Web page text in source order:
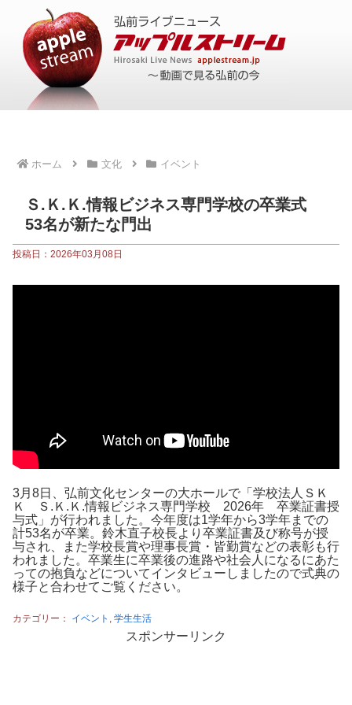
ホーム 文化 イベント
Ｓ.Ｋ.Ｋ.情報ビジネス専門学校の卒業式
53名が新たな門出
投稿日：2026年03月08日
3月8日、弘前文化センターの大ホールで「学校法人ＳＫ
Ｋ Ｓ.Ｋ.Ｋ.情報ビジネス専門学校 2026年 卒業証書授
与式」が行われました。今年度は1学年から3学年までの
計53名が卒業。鈴木直子校長より卒業証書及び称号が授
与され、また学校長賞や理事長賞・皆勤賞などの表彰も行
われました。卒業生に卒業後の進路や社会人になるにあた
っての抱負などについてインタビューしましたので式典の
様子と合わせてご覧ください。
カテゴリー： イベント 学生生活
スポンサーリンク